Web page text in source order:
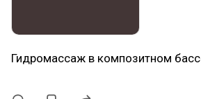
Гидромассаж в композитном